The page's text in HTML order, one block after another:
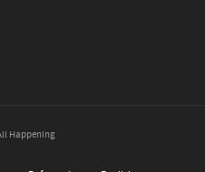
Happening